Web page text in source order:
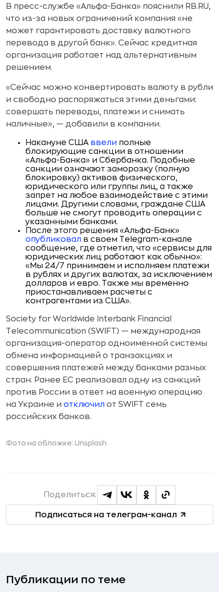
В пресс-службе «Альфа-Банка» пояснили RB.RU,
что из-за новых ограничений компания «не
может гарантировать доставку валютного
перевода в другой банк». Сейчас кредитная
организация работает над альтернативным
решением.
«Сейчас можно конвертировать валюту в рубли
и свободно распоряжаться этими деньгами:
совершать переводы, платежи и снимать
наличные», — добавили в компании.
Накануне США ввели полные
блокирующие санкции в отношении
«Альфа-Банка» и Сбербанка. Подобные
санкции означают заморозку (полную
блокировку) активов физического,
юридического или группы лиц, а также
запрет на любое взаимодействие с этими
лицами. Другими словами, граждане США
больше не смогут проводить операции с
указанными банками.
После этого решения «Альфа-Банк»
опубликовал в своем Telegram-канале
сообщение, где отметил, что «сервисы для
юридических лиц работают как обычно»:
«Мы 24/7 принимаем и исполняем платежи
в рублях и других валютах, за исключением
долларов и евро. Также мы временно
приостанавливаем расчеты с
контрагентами из США».
Society for Worldwide Interbank Financial
Telecommunication (SWIFT) — международная
организация-оператор одноименной системы
обмена информацией о транзакциях и
совершения платежей между банками разных
стран. Ранее ЕС реализовал одну из санкций
против России в ответ на военную операцию
на Украине и отключил от SWIFT семь
российских банков.
Фото на обложке: Unsplash
Подписаться на телеграм-канал
Поделиться:
Публикации по теме